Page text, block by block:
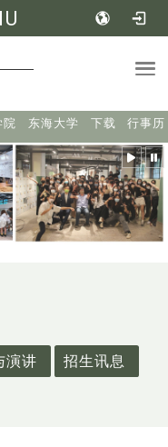
院 东海大学 下载 行事历
演讲 招生讯息